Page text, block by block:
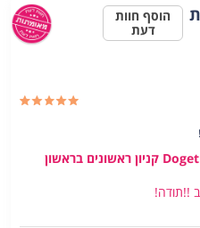
הוסף חוות
דעת
ספא במתחם Dogether קניון ראשונים בראשון
!!תודה!